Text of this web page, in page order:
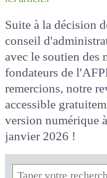
Suite à la décision
conseil
avec le soutien
fondateurs de
remercions, notre
accessible
sa version
de janvier 2026 !